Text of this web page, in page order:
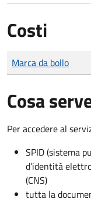
Costi
Tipo di pagamento
Importo
Marca da bollo
Cosa
Per accedere al
SPID (sistema
d’identità
(CNS)
tutta la